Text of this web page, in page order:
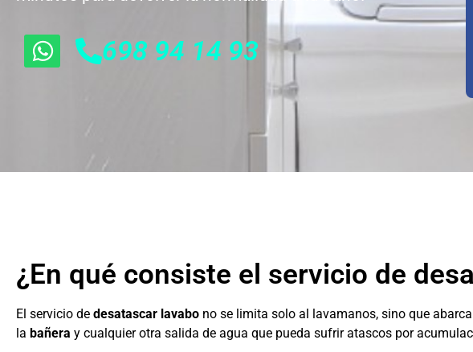
698 94 14 93
¿En qué consiste el servicio de
El servicio de desatascar lavabo no se limita solo al lavamanos, sino que abarca
la bañera y cualquier otra salida de agua que pueda sufrir atascos por